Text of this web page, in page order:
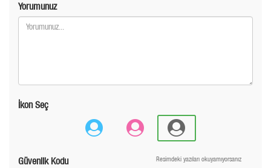
Yorumunuz
İkon Seç
Güvenlik Kodu
Resimdeki yazıları okuyamıyorsanız